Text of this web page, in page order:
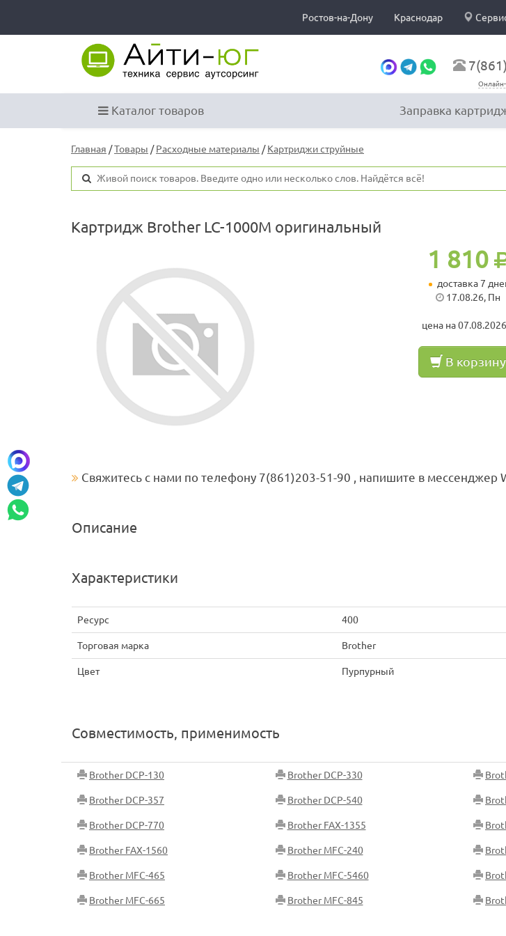
Ростов-на-Дону Краснодар
Онлайн-
Каталог товаров Заправка
Главная /Товары /Расходные материалы /Картриджи струйные
Картридж Brother LC-1000M оригинальный
1 810
доставка 7
17.08.26, Пн
цена на 07.08.2026
В корзину
Свяжитесь с нами по телефону 7(861)203-51-90 , напишите в мессенджер
Описание
Характеристики
Ресурс 400
Торговая марка Brother
Цвет Пурпурный
Совместимость, применимость
Brother DCP-130 Brother DCP-330
Brother DCP-357 Brother DCP-540
Brother DCP-770 Brother FAX-1355
Brother FAX-1560 Brother MFC-240
Brother MFC-465 Brother MFC-5460
Brother MFC-665 Brother MFC-845